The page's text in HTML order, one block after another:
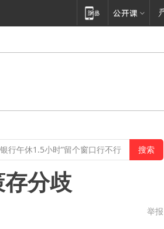
分歧
举报